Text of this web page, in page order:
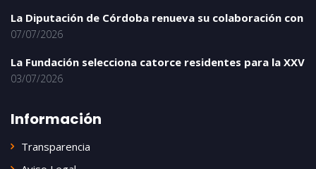
La Diputación de Córdoba renueva su colaboración con
07/07/2026
La Fundación selecciona catorce residentes para la XXV
03/07/2026
Información
Transparencia